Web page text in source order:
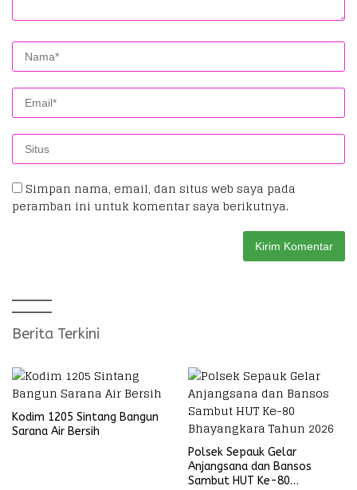
Simpan nama, email, dan situs web saya pada
peramban ini untuk komentar saya berikutnya.
Berita Terkini
Kodim 1205 Sintang Bangun
Sarana Air Bersih
Polsek Sepauk Gelar
Anjangsana dan Bansos
Sambut HUT Ke-80